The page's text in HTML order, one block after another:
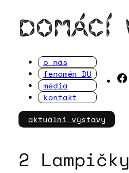
obsah
o nás
fenomén DU
média
kontakt
aktuální výstavy
2 Lampičky